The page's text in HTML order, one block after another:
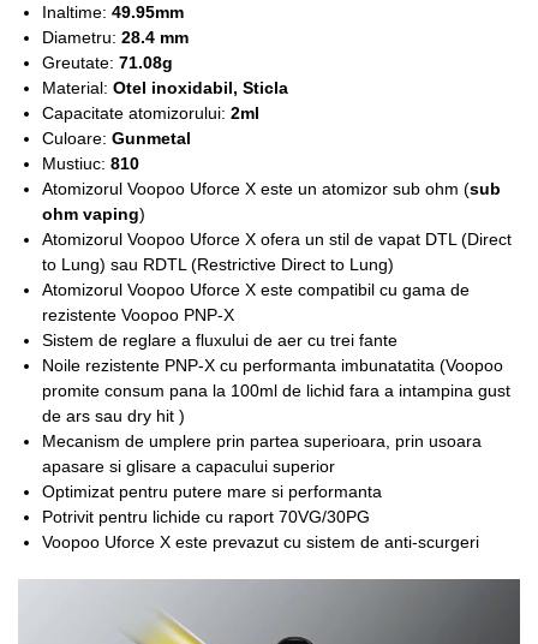
Inaltime: 49.95mm
Diametru: 28.4 mm
Greutate: 71.08g
Material: Otel inoxidabil, Sticla
Capacitate atomizorului: 2ml
Culoare: Gunmetal
Mustiuc: 810
Atomizorul Voopoo Uforce X este un atomizor sub ohm (sub
ohm vaping)
Atomizorul Voopoo Uforce X ofera un stil de vapat DTL (Direct
to Lung) sau RDTL (Restrictive Direct to Lung)
Atomizorul Voopoo Uforce X este compatibil cu gama de
rezistente Voopoo PNP-X
Sistem de reglare a fluxului de aer cu trei fante
Noile rezistente PNP-X cu performanta imbunatatita (Voopoo
promite consum pana la 100ml de lichid fara a intampina gust
de ars sau dry hit )
Mecanism de umplere prin partea superioara, prin usoara
apasare si glisare a capacului superior
Optimizat pentru putere mare si performanta
Potrivit pentru lichide cu raport 70VG/30PG
Voopoo Uforce X este prevazut cu sistem de anti-scurgeri